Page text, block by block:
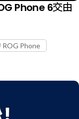
Phone 6交由
ROG Phone